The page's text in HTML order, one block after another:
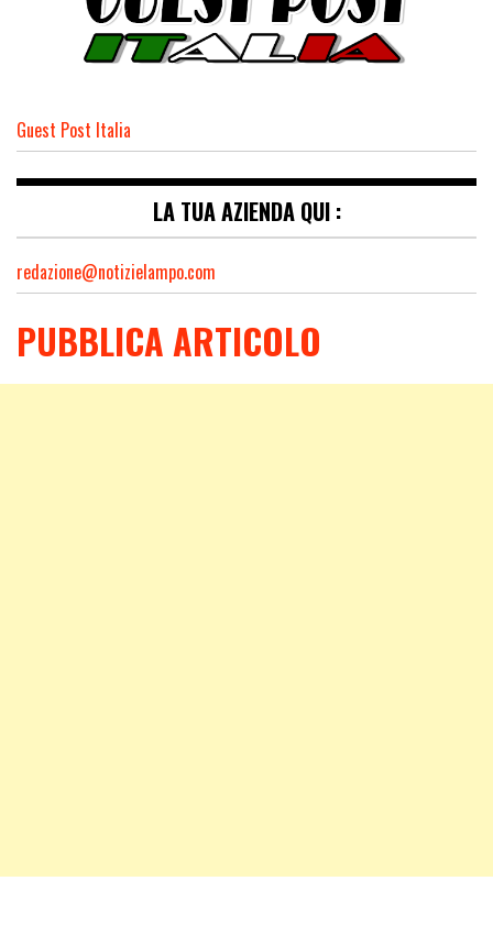
Guest Post Italia
LA TUA AZIENDA QUI :
redazione@notizielampo.com
PUBBLICA ARTICOLO